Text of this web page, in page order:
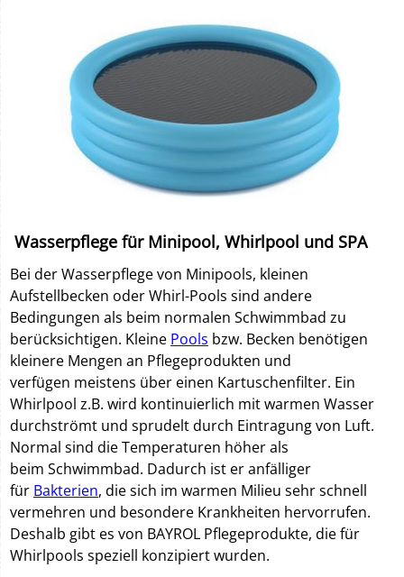
Wasserpflege für Minipool, Whirlpool und SPA
Bei der Wasserpflege von Minipools, kleinen
Aufstellbecken oder Whirl-Pools sind andere
Bedingungen als beim normalen Schwimmbad zu
berücksichtigen. Kleine Pools bzw. Becken benötigen
kleinere Mengen an Pflegeprodukten und
verfügen meistens über einen Kartuschenfilter. Ein
Whirlpool z.B. wird kontinuierlich mit warmen Wasser
durchströmt und sprudelt durch Eintragung von Luft.
Normal sind die Temperaturen höher als
beim Schwimmbad. Dadurch ist er anfälliger
für Bakterien, die sich im warmen Milieu sehr schnell
vermehren und besondere Krankheiten hervorrufen.
Deshalb gibt es von BAYROL Pflegeprodukte, die für
Whirlpools speziell konzipiert wurden.